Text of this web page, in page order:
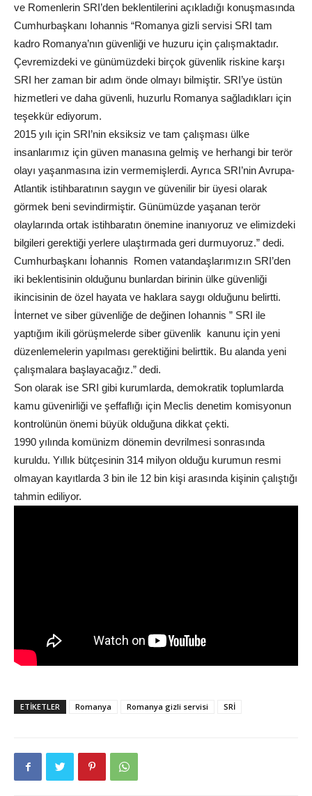
ve Romenlerin SRI’den beklentilerini açıkladığı konuşmasında
Cumhurbaşkanı Iohannis “Romanya gizli servisi SRI tam
kadro Romanya’nın güvenliği ve huzuru için çalışmaktadır.
Çevremizdeki ve günümüzdeki birçok güvenlik riskine karşı
SRI her zaman bir adım önde olmayı bilmiştir. SRI’ye üstün
hizmetleri ve daha güvenli, huzurlu Romanya sağladıkları için
teşekkür ediyorum.
2015 yılı için SRI’nin eksiksiz ve tam çalışması ülke
insanlarımız için güven manasına gelmiş ve herhangi bir terör
olayı yaşanmasına izin vermemişlerdi. Ayrıca SRI’nin Avrupa-
Atlantik istihbaratının saygın ve güvenilir bir üyesi olarak
görmek beni sevindirmiştir. Günümüzde yaşanan terör
olaylarında ortak istihbaratın önemine inanıyoruz ve elimizdeki
bilgileri gerektiği yerlere ulaştırmada geri durmuyoruz.” dedi.
Cumhurbaşkanı İohannis Romen vatandaşlarımızın SRI’den
iki beklentisinin olduğunu bunlardan birinin ülke güvenliği
ikincisinin de özel hayata ve haklara saygı olduğunu belirtti.
İnternet ve siber güvenliğe de değinen Iohannis ” SRI ile
yaptığım ikili görüşmelerde siber güvenlik kanunu için yeni
düzenlemelerin yapılması gerektiğini belirttik. Bu alanda yeni
çalışmalara başlayacağız.” dedi.
Son olarak ise SRI gibi kurumlarda, demokratik toplumlarda
kamu güvenirliği ve şeffaflığı için Meclis denetim komisyonun
kontrolünün önemi büyük olduğuna dikkat çekti.
1990 yılında komünizm dönemin devrilmesi sonrasında
kuruldu. Yıllık bütçesinin 314 milyon olduğu kurumun resmi
olmayan kayıtlarda 3 bin ile 12 bin kişi arasında kişinin çalıştığı
tahmin ediliyor.
ETIKETLER Romanya Romanya gizli servisi SRİ